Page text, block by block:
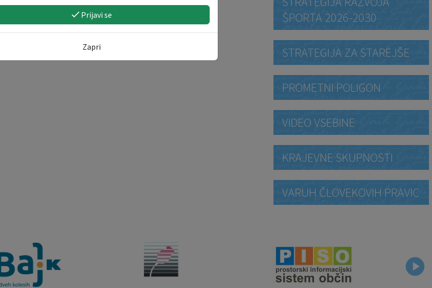
ŠPORTA 2026-2030
STRATEGIJA ZA STAREJŠE
PROMETNI POLIGON
VIDEO VSEBINE
KRAJEVNE SKUPNOSTI
VARUH ČLOVEKOVIH PRAVIC
Prijavi se
Zapri